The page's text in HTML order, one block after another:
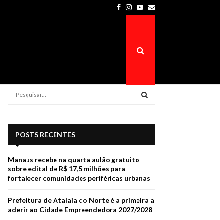
Prefeitura de Atalaia do Norte é a…
Facebook
Instagram
Youtube
Email
o
r
:
H
POSTS RECENTES
Manaus recebe na quarta aulão gratuito
sobre edital de R$ 17,5 milhões para
fortalecer comunidades periféricas urbanas
Prefeitura de Atalaia do Norte é a primeira a
aderir ao Cidade Empreendedora 2027/2028